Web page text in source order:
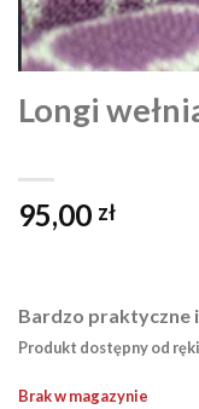
Longi
95,00 zł
Bardzo praktyczne
Produkt dostępny od
Brak w magazynie